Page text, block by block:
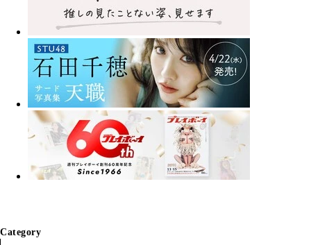
Category